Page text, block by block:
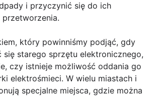
i przyczynić się do ich
który powinniśmy podjąć, gdy
się starego sprzętu elektronicznego,
czy istnieje możliwość oddania go
elektrośmieci. W wielu miastach i
specjalne miejsca, gdzie można